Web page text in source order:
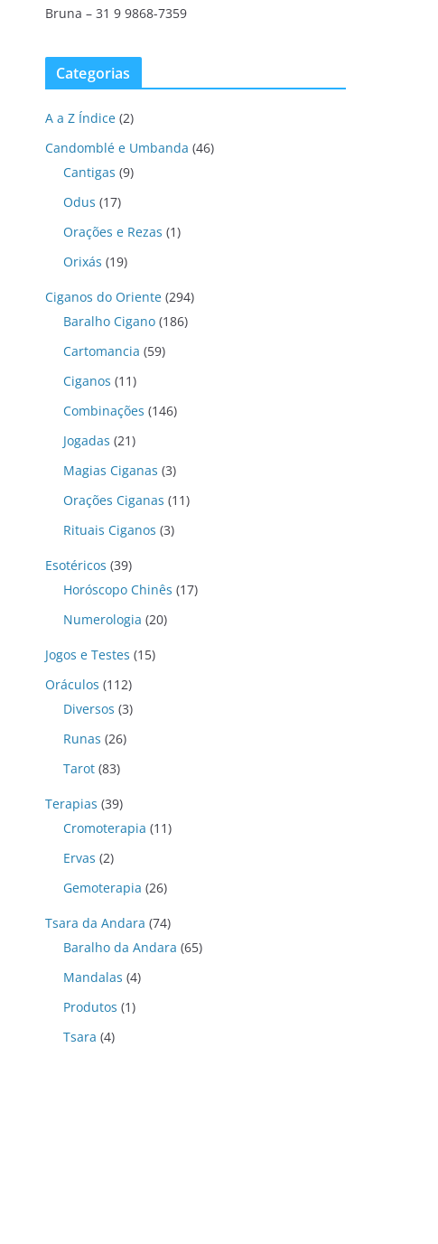
Bruna – 31 9 9868-7359
Categorias
A a Z Índice (2)
Candomblé e Umbanda (46)
Cantigas (9)
Odus (17)
Orações e Rezas (1)
Orixás (19)
Ciganos do Oriente (294)
Baralho Cigano (186)
Cartomancia (59)
Ciganos (11)
Combinações (146)
Jogadas (21)
Magias Ciganas (3)
Orações Ciganas (11)
Rituais Ciganos (3)
Esotéricos (39)
Horóscopo Chinês (17)
Numerologia (20)
Jogos e Testes (15)
Oráculos (112)
Diversos (3)
Runas (26)
Tarot (83)
Terapias (39)
Cromoterapia (11)
Ervas (2)
Gemoterapia (26)
Tsara da Andara (74)
Baralho da Andara (65)
Mandalas (4)
Produtos (1)
Tsara (4)